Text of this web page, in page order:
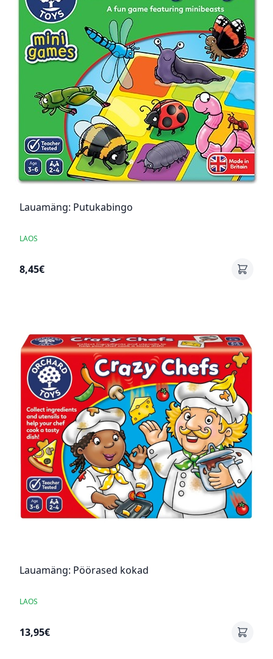
Lauamäng: Putukabingo
LAOS
8,45€
Lauamäng: Pöörased kokad
LAOS
13,95€